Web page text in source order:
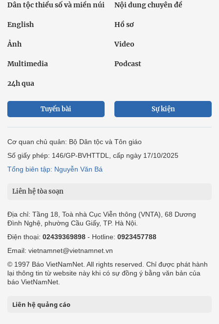
Dân tộc thiểu số và miền núi Nội dung chuyên đề
English Hồ sơ
Ảnh Video
Multimedia Podcast
24h qua
Tuyến bài Sự kiện
Cơ quan chủ quản: Bộ Dân tộc và Tôn giáo
Số giấy phép: 146/GP-BVHTTDL, cấp ngày 17/10/2025
Tổng biên tập: Nguyễn Văn Bá
Liên hệ tòa soạn
Địa chỉ: Tầng 18, Toà nhà Cục Viễn thông (VNTA), 68 Dương
Đình Nghệ, phường Cầu Giấy, TP. Hà Nội.
Điện thoại: 02439369898 - Hotline: 0923457788
Email: vietnamnet@vietnamnet.vn
© 1997 Báo VietNamNet. All rights reserved. Chỉ được phát hành
lại thông tin từ website này khi có sự đồng ý bằng văn bản của
báo VietNamNet.
Liên hệ quảng cáo